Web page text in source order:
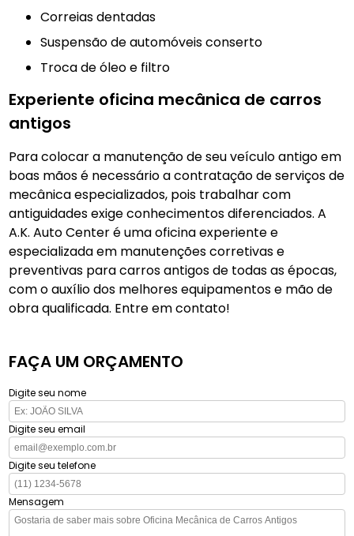
Correias dentadas
Suspensão de automóveis conserto
Troca de óleo e filtro
Experiente oficina mecânica de carros
antigos
Para colocar a manutenção de seu veículo antigo em
boas mãos é necessário a contratação de serviços de
mecânica especializados, pois trabalhar com
antiguidades exige conhecimentos diferenciados. A
A.K. Auto Center é uma oficina experiente e
especializada em manutenções corretivas e
preventivas para carros antigos de todas as épocas,
com o auxílio dos melhores equipamentos e mão de
obra qualificada. Entre em contato!
FAÇA UM ORÇAMENTO
Digite seu nome
Digite seu email
Digite seu telefone
Mensagem